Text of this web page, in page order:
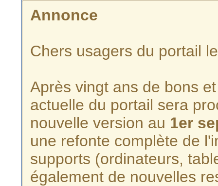
Annonce
Chers usagers du portail
Après vingt ans de bons
actuelle du portail sera
nouvelle version au 1er
une refonte complète de
supports (ordinateurs,
également de nouvelles